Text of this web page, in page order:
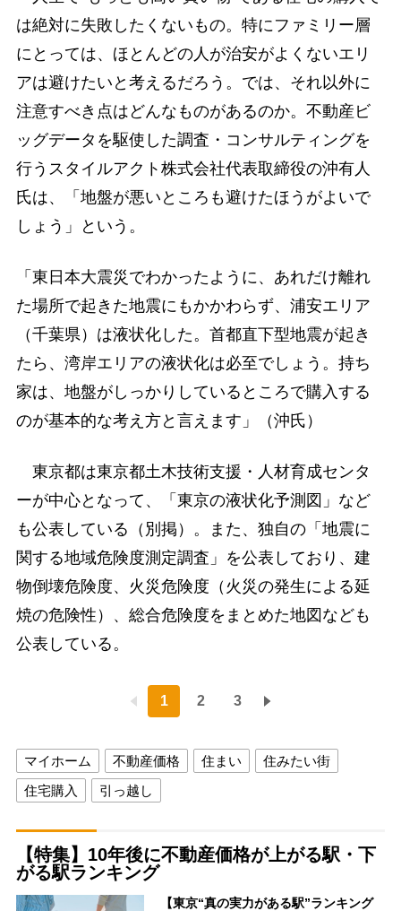
は絶対に失敗したくないもの。特にファミリー層
にとっては、ほとんどの人が治安がよくないエリ
アは避けたいと考えるだろう。では、それ以外に
注意すべき点はどんなものがあるのか。不動産ビ
ッグデータを駆使した調査・コンサルティングを
行うスタイルアクト株式会社代表取締役の沖有人
氏は、「地盤が悪いところも避けたほうがよいで
しょう」という。
「東日本大震災でわかったように、あれだけ離れ
た場所で起きた地震にもかかわらず、浦安エリア
（千葉県）は液状化した。首都直下型地震が起き
たら、湾岸エリアの液状化は必至でしょう。持ち
家は、地盤がしっかりしているところで購入する
のが基本的な考え方と言えます」（沖氏）
東京都は東京都土木技術支援・人材育成センタ
ーが中心となって、「東京の液状化予測図」など
も公表している（別掲）。また、独自の「地震に
関する地域危険度測定調査」を公表しており、建
物倒壊危険度、火災危険度（火災の発生による延
焼の危険性）、総合危険度をまとめた地図なども
公表している。
1 2 3
マイホーム 不動産価格 住まい
住みたい街
住宅購入
引っ越し
【特集】10年後に不動産価格が上がる駅・下
がる駅ランキング
【東京“真の実力がある駅”ランキング